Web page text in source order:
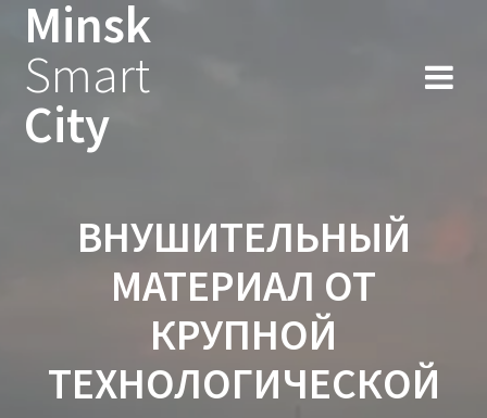
Minsk
Smart
City
ВНУШИТЕЛЬНЫЙ
МАТЕРИАЛ ОТ
КРУПНОЙ
ТЕХНОЛОГИЧЕСКОЙ